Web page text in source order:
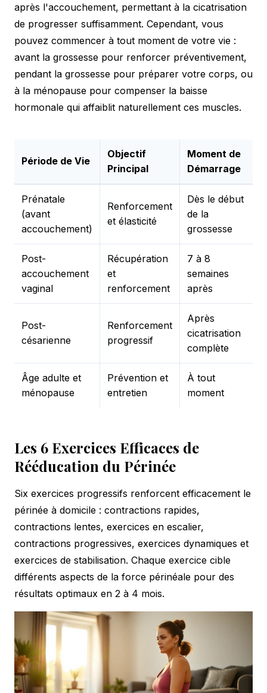
après l'accouchement, permettant à la cicatrisation
de progresser suffisamment. Cependant, vous
pouvez commencer à tout moment de votre vie :
avant la grossesse pour renforcer préventivement,
pendant la grossesse pour préparer votre corps, ou
à la ménopause pour compenser la baisse
hormonale qui affaiblit naturellement ces muscles.
Période de Vie
Objectif
Principal
Moment de
Démarrage
Prénatale
(avant
accouchement)
Renforcement
et élasticité
Dès le début
de la
grossesse
Post-
accouchement
vaginal
Récupération
et
renforcement
7 à 8
semaines
après
Post-
césarienne
Renforcement
progressif
Après
cicatrisation
complète
Âge adulte et
ménopause
Prévention et
entretien
À tout
moment
Les 6 Exercices Efficaces de
Rééducation du Périnée
Six exercices progressifs renforcent efficacement le
périnée à domicile : contractions rapides,
contractions lentes, exercices en escalier,
contractions progressives, exercices dynamiques et
exercices de stabilisation. Chaque exercice cible
différents aspects de la force périnéale pour des
résultats optimaux en 2 à 4 mois.